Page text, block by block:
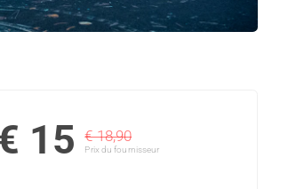
15 € 18,90
Prix ​​du fournisseur